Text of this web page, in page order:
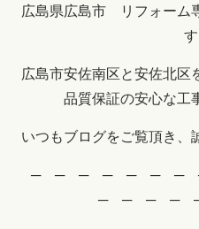
広島県広島市 リフォーム
す
広島市安佐南区と安佐北区
品質保証の安心な工
いつもブログをご覧頂き、
─ ─ ─ ─ ─ ─ ─
─ ─ ─ ─